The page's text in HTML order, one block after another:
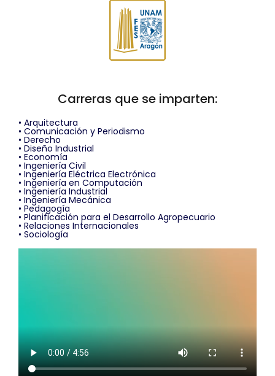
Carreras que se imparten:
• Arquitectura
• Comunicación y Periodismo
• Derecho
• Diseño Industrial
• Economía
• Ingeniería Civil
• Ingeniería Eléctrica Electrónica
• Ingeniería en Computación
• Ingeniería Industrial
• Ingeniería Mecánica
• Pedagogía
• Planificación para el Desarrollo Agropecuario
• Relaciones Internacionales
• Sociología